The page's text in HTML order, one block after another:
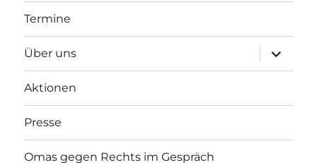
Termine
Über uns
anzeigen
Aktionen
Presse
Omas gegen Rechts im Gespräch